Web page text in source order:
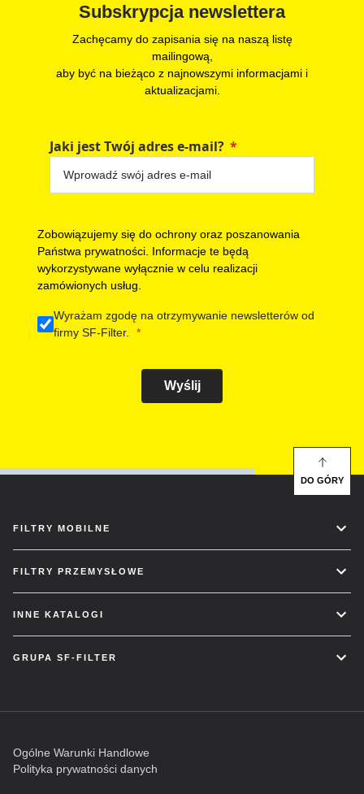
Subskrypcja newslettera
Zachęcamy do zapisania się na naszą listę
mailingową,
aby być na bieżąco z najnowszymi informacjami i
aktualizacjami.
Jaki jest Twój adres e-mail?
Zobowiązujemy się do ochrony oraz poszanowania
Państwa prywatności. Informacje te będą
wykorzystywane wyłącznie w celu realizacji
zamówionych usług.
Wyrażam zgodę na otrzymywanie newsletterów od
firmy SF-Filter.
Wyślij
FILTRY MOBILNE
FILTRY PRZEMYSŁOWE
INNE KATALOGI
GRUPA SF-FILTER
Ogólne Warunki Handlowe
Polityka prywatności danych
DO GÓRY